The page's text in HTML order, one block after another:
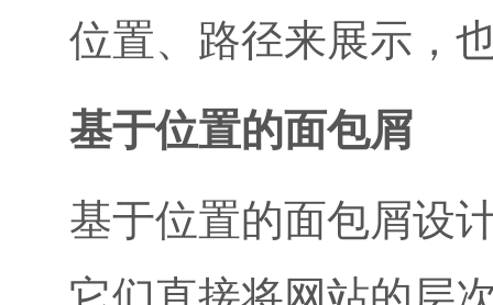
位置、路径来展示，
基于位置的面包屑
基于位置的面包屑设